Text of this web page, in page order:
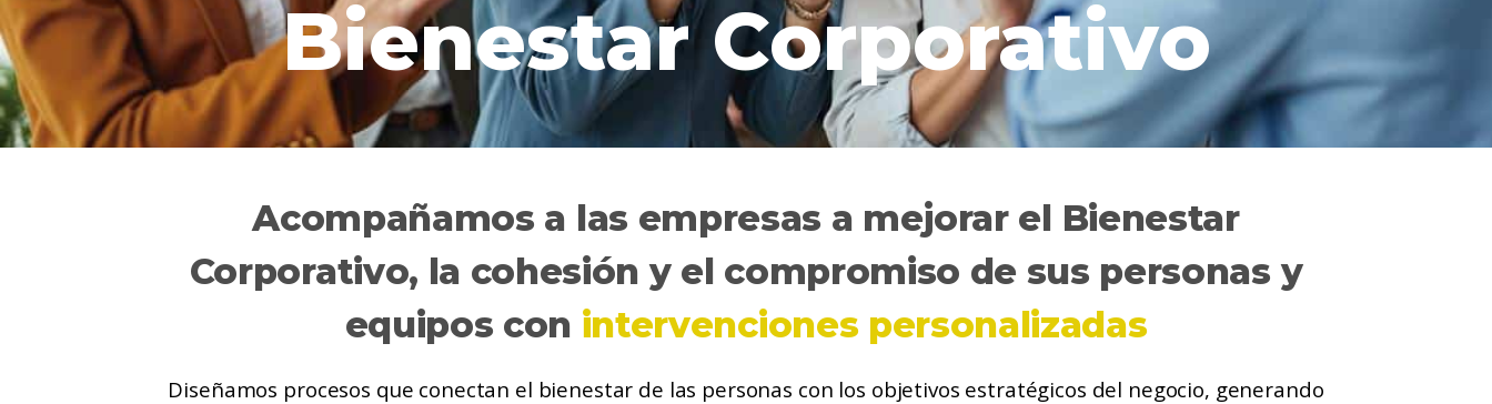
Bienestar Corporativo
Acompañamos a las empresas a mejorar el Bienestar
Corporativo, la cohesión y el compromiso de sus personas y
equipos con intervenciones personalizadas
Diseñamos procesos que conectan el bienestar de las personas con los objetivos estratégicos del negocio, generando